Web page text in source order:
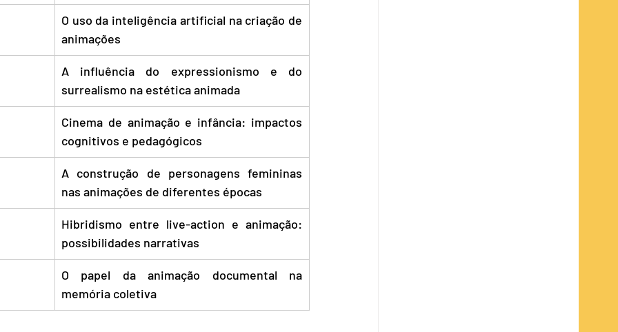
O uso da inteligência artificial na criação de
animações
A influência do expressionismo e do
surrealismo na estética animada
Cinema de animação e infância: impactos
cognitivos e pedagógicos
A construção de personagens femininas
nas animações de diferentes épocas
Hibridismo entre live-action e animação:
possibilidades narrativas
O papel da animação documental na
memória coletiva